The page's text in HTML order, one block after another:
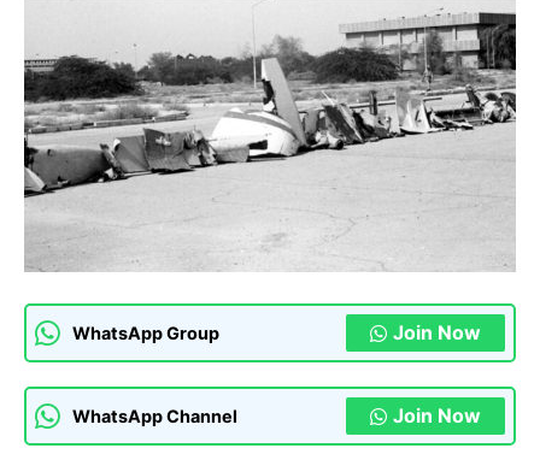
WhatsApp Group Join Now
WhatsApp Channel Join Now